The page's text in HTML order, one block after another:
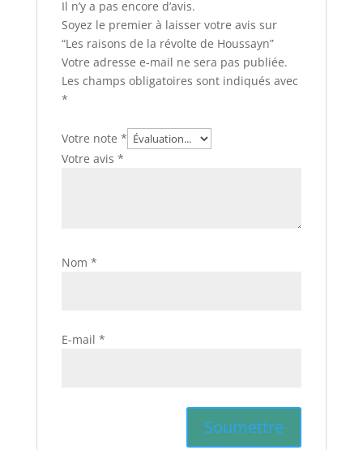
Il n’y a pas encore d’avis.
Soyez le premier à laisser votre avis sur
“Les raisons de la révolte de Houssayn”
Votre adresse e-mail ne sera pas publiée.
Les champs obligatoires sont indiqués avec
*
Votre note *
Votre avis *
Nom *
E-mail *